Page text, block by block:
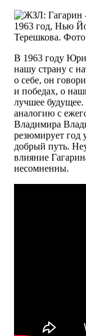
1963 год, Нью
Терешкова.
В 1963 году
нашу страну с
о себе, он
и победах, о
лучшее будущее.
аналогию с
Владимира
резюмирует год
добрый путь.
влияние
несомненны.